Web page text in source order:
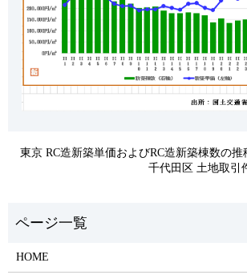
東京 RC造新築単価およびRC造新築棟数の推
千代田区 土地取引
HOME